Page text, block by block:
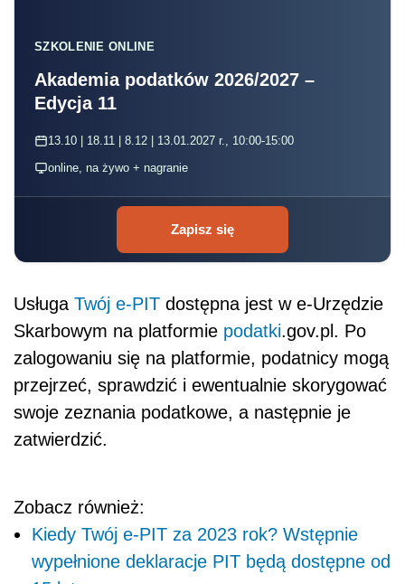
SZKOLENIE ONLINE
Akademia podatków 2026/2027 –
Edycja 11
13.10 | 18.11 | 8.12 | 13.01.2027 r., 10:00-15:00
online, na żywo + nagranie
Zapisz się
Usługa Twój e-PIT dostępna jest w e-Urzędzie
Skarbowym na platformie podatki.gov.pl. Po
zalogowaniu się na platformie, podatnicy mogą
przejrzeć, sprawdzić i ewentualnie skorygować
swoje zeznania podatkowe, a następnie je
zatwierdzić.
Zobacz również:
Kiedy Twój e-PIT za 2023 rok? Wstępnie
wypełnione deklaracje PIT będą dostępne od